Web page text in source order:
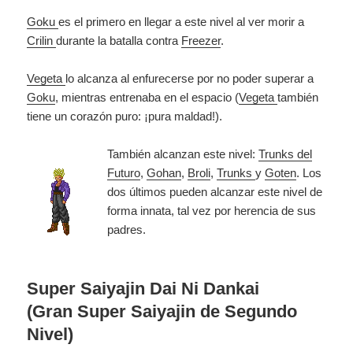
Gokues el primero en llegar a este nivel al ver morir a
Crilindurante la batalla contra Freezer.
Vegeta lo alcanza al enfurecerse por no poder superar a
Goku, mientras entrenaba en el espacio (Vegetatambién
tiene un corazón puro: ¡pura maldad!).
También alcanzan este nivel:Trunks del
Futuro,Gohan, Broli,TrunksyGoten. Los
dos últimos pueden alcanzar este nivel de
forma innata, tal vez por herencia de sus
padres.
Super Saiyajin Dai Ni Dankai
(Gran Super Saiyajin de Segundo
Nivel)